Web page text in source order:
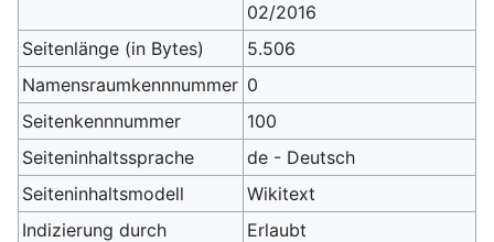
02/2016
Seitenlänge (in Bytes)
5.506
Namensraumkennnummer 0
Seitenkennnummer
100
Seiteninhaltssprache
de - Deutsch
Seiteninhaltsmodell
Wikitext
Indizierung durch
Erlaubt